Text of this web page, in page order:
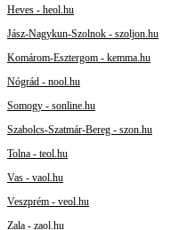
Heves - heol.hu
Jász-Nagykun-Szolnok - szoljon.hu
Komárom-Esztergom - kemma.hu
Nógrád - nool.hu
Somogy - sonline.hu
Szabolcs-Szatmár-Bereg - szon.hu
Tolna - teol.hu
Vas - vaol.hu
Veszprém - veol.hu
Zala - zaol.hu